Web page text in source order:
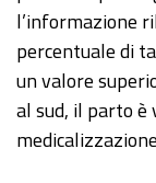
l’informazione
percentuale di
un valore
al sud, il parto è